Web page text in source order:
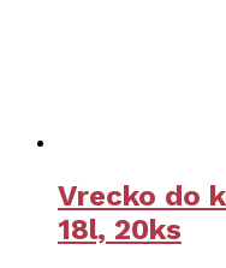
Vrecko do
18l, 20ks